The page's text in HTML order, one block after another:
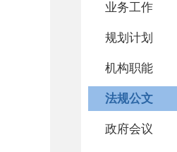
业务工作
规划计划
机构职能
法规公文
政府会议